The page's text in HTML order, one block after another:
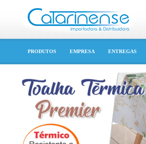
PRODUTOS EMPRESA ENTREGAS